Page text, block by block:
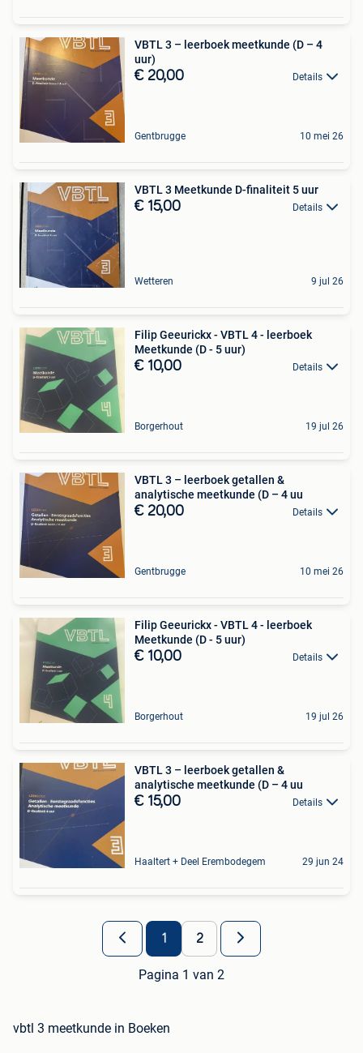
VBTL 3 – leerboek meetkunde (D – 4
uur)
€ 20,00 Details
Gentbrugge 10 mei 26
VBTL 3 Meetkunde D-finaliteit 5 uur
€ 15,00 Details
Wetteren 9 jul 26
Filip Geeurickx - VBTL 4 - leerboek
Meetkunde (D - 5 uur)
€ 10,00 Details
Borgerhout 19 jul 26
VBTL 3 – leerboek getallen &
analytische meetkunde (D – 4 uu
€ 20,00 Details
Gentbrugge 10 mei 26
Filip Geeurickx - VBTL 4 - leerboek
Meetkunde (D - 5 uur)
€ 10,00 Details
Borgerhout 19 jul 26
VBTL 3 – leerboek getallen &
analytische meetkunde (D – 4 uu
€ 15,00 Details
Haaltert + Deel Erembodegem 29 jun 24
1 2
Pagina 1 van 2
vbtl 3 meetkunde in Boeken